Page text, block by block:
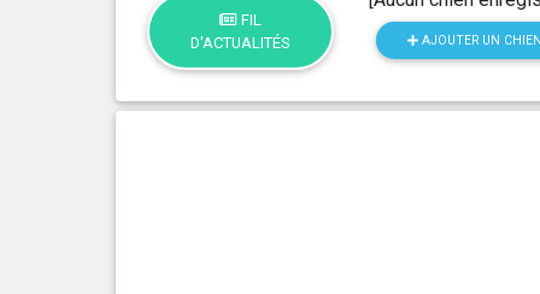
FIL
D'ACTUALITÉS
AJOUTER UN